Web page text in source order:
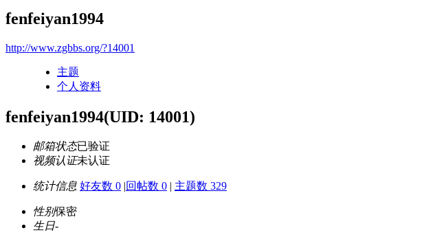
fenfeiyan1994
http://www.zgbbs.org/?14001
主题
个人资料
fenfeiyan1994(UID: 14001)
邮箱状态已验证
视频认证未认证
统计信息 好友数 0 |回帖数 0 | 主题数 329
性别保密
生日-